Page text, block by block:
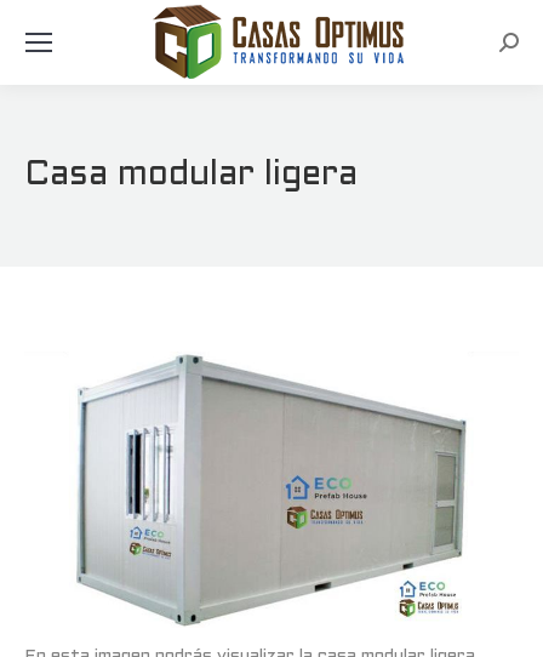
Casa modular ligera